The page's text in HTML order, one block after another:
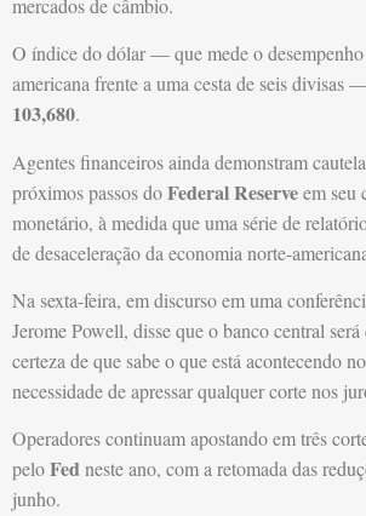
mercados de câmbio.
O índice do dólar — que mede o
americana frente a uma cesta de seis divisas
103,680.
Agentes financeiros ainda demonstram
próximos passos doFederal Reserveem seu
monetário, à medida que uma série de
de desaceleração da economia norte-
Na sexta-feira, em discurso em uma
Jerome Powell, disse que o banco central
certeza de que sabe o que está acontecendo
necessidade de apressar qualquer corte nos
Operadores continuam apostando em três
peloFedneste ano, com a retomada das
junho.